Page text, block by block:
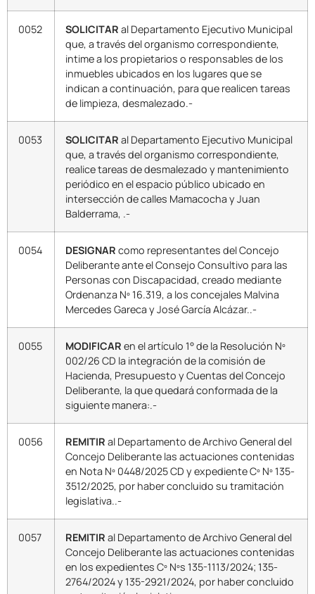
0052 SOLICITAR al Departamento Ejecutivo Municipal
que, a través del organismo correspondiente,
intime a los propietarios o responsables de los
inmuebles ubicados en los lugares que se
indican a continuación, para que realicen tareas
de limpieza, desmalezado.-
0053 SOLICITAR al Departamento Ejecutivo Municipal
que, a través del organismo correspondiente,
realice tareas de desmalezado y mantenimiento
periódico en el espacio público ubicado en
intersección de calles Mamacocha y Juan
Balderrama, .-
0054 DESIGNAR como representantes del Concejo
Deliberante ante el Consejo Consultivo para las
Personas con Discapacidad, creado mediante
Ordenanza Nº 16.319, a los concejales Malvina
Mercedes Gareca y José García Alcázar..-
0055 MODIFICAR en el artículo 1° de la Resolución Nº
002/26 CD la integración de la comisión de
Hacienda, Presupuesto y Cuentas del Concejo
Deliberante, la que quedará conformada de la
siguiente manera:.-
0056 REMITIR al Departamento de Archivo General del
Concejo Deliberante las actuaciones contenidas
en Nota Nº 0448/2025 CD y expediente Cº Nº 135-
3512/2025, por haber concluido su tramitación
legislativa..-
0057 REMITIR al Departamento de Archivo General del
Concejo Deliberante las actuaciones contenidas
en los expedientes Cº Nºs 135-1113/2024; 135-
2764/2024 y 135-2921/2024, por haber concluido